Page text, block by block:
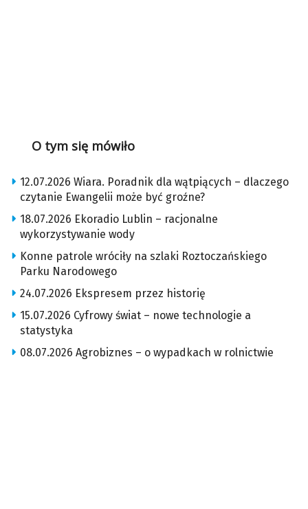
O tym się mówiło
12.07.2026 Wiara. Poradnik dla wątpiących – dlaczego
czytanie Ewangelii może być groźne?
18.07.2026 Ekoradio Lublin – racjonalne
wykorzystywanie wody
Konne patrole wróciły na szlaki Roztoczańskiego
Parku Narodowego
24.07.2026 Ekspresem przez historię
15.07.2026 Cyfrowy świat – nowe technologie a
statystyka
08.07.2026 Agrobiznes – o wypadkach w rolnictwie